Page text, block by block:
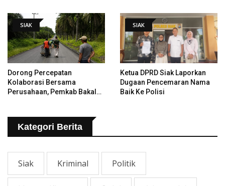
SIAK
Dorong Percepatan
Kolaborasi Bersama
Perusahaan, Pemkab Bakal
SIAK
Ketua DPRD Siak Laporkan
Dugaan Pencemaran Nama
Baik Ke Polisi
Kategori Berita
Siak Kriminal Politik